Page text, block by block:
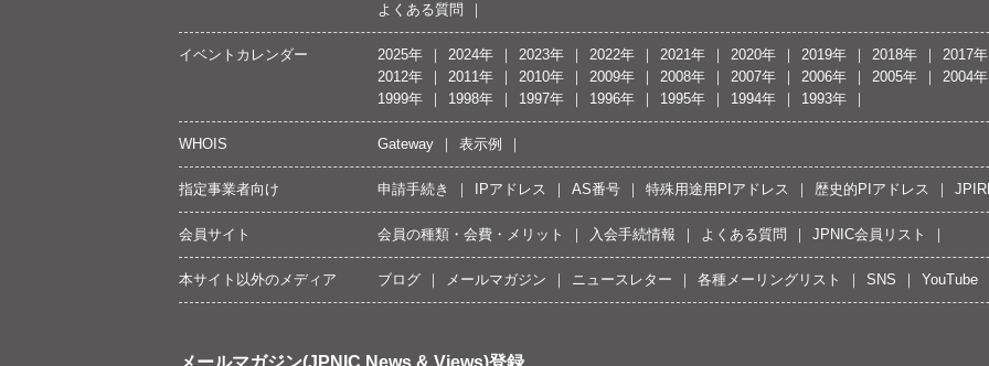
よくある質問
イベントカレンダー 2025年 2024年 2023年 2022年 2021年 2020年 2019年 2018年 2017年
2012年
2011年 2010年 2009年 2008年 2007年 2006年 2005年 2004年
1999年
1998年 1997年 1996年 1995年 1994年 1993年
WHOIS Gateway 表示例
指定事業者向け 申請手続き IPアドレス AS番号 特殊用途用PIアドレス 歴史的PIアドレス
会員サイト 会員の種類・会費・メリット 入会手続情報 よくある質問 JPNIC会員リスト
本サイト以外のメディア ブログ メールマガジン ニュースレター 各種メーリングリスト SNS YouTube
メールマガジン(JPNIC News & Views)登録